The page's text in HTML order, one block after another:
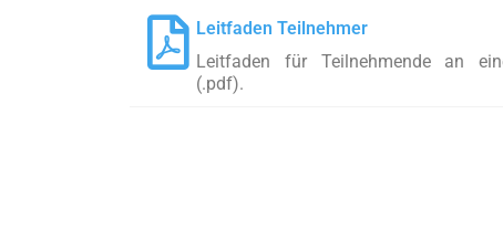
Leitfaden Teilnehmer
Leitfaden für Teilnehmende an
(.pdf).